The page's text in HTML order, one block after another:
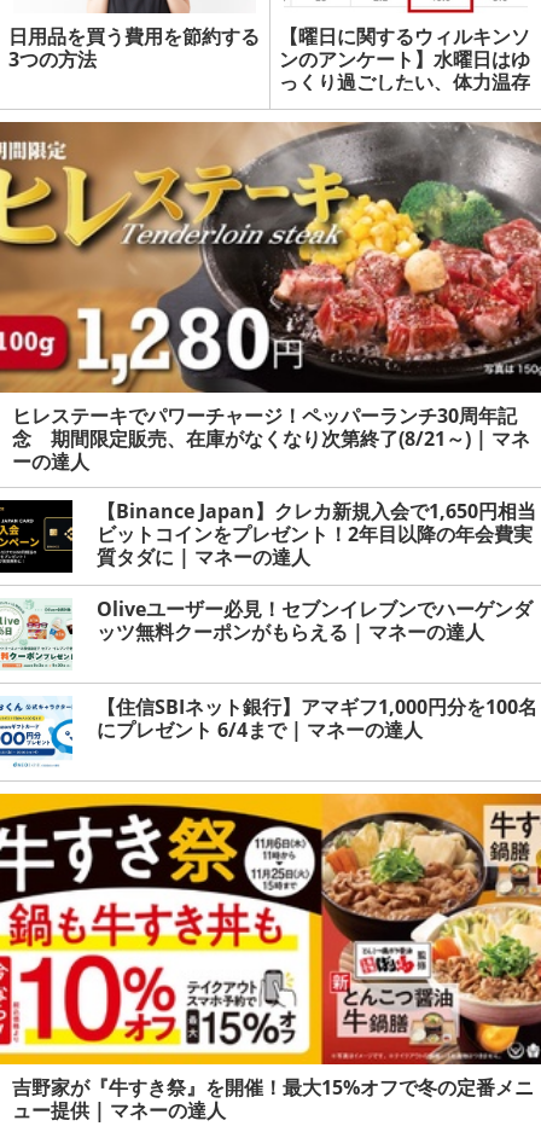
日用品を買う費用を節約する
3つの方法
【曜日に関するウィルキンソ
ンのアンケート】水曜日はゆ
っくり過ごしたい、体力温存
したい日 | マネーの達人
ヒレステーキでパワーチャージ！ペッパーランチ30周年記
念 期間限定販売、在庫がなくなり次第終了(8/21～) | マネ
ーの達人
【Binance Japan】クレカ新規入会で1,650円相当
ビットコインをプレゼント！2年目以降の年会費実
質タダに | マネーの達人
Oliveユーザー必見！セブンイレブンでハーゲンダ
ッツ無料クーポンがもらえる | マネーの達人
【住信SBIネット銀行】アマギフ1,000円分を100名
にプレゼント 6/4まで | マネーの達人
吉野家が『牛すき祭』を開催！最大15%オフで冬の定番メニ
ュー提供 | マネーの達人